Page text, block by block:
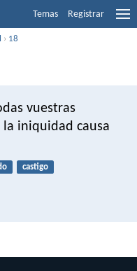
Temas Registrar
› 18
vuestras
la iniquidad causa
castigo